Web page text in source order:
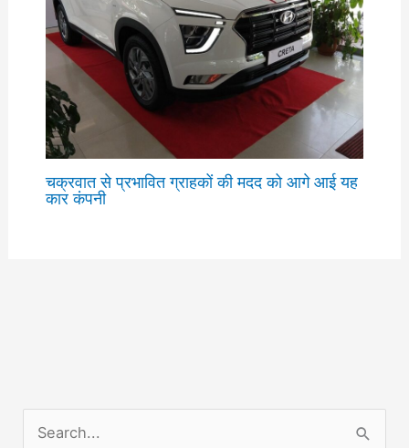
चक्रवात से प्रभावित ग्राहकों की मदद को आगे आई यह
कार कंपनी